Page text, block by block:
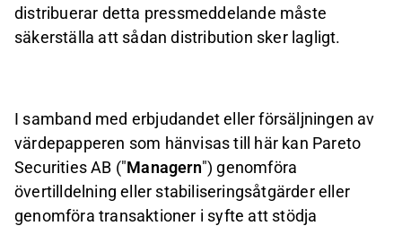
distribuerar detta pressmeddelande måste
säkerställa att sådan distribution sker lagligt.
I samband med erbjudandet eller försäljningen av
värdepapperen som hänvisas till här kan Pareto
Securities AB ("Managern") genomföra
övertilldelning eller stabiliseringsåtgärder eller
genomföra transaktioner i syfte att stödja